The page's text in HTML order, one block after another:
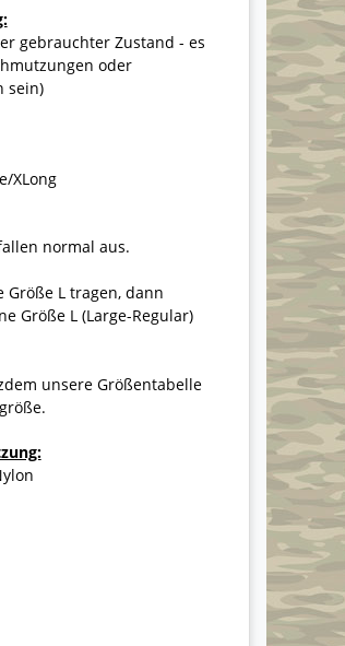
gebrauchter Zustand - es
oder
sein)
XLong
normal aus.
Größe L tragen, dann
Größe L (Large-Regular)
unsere Größentabelle